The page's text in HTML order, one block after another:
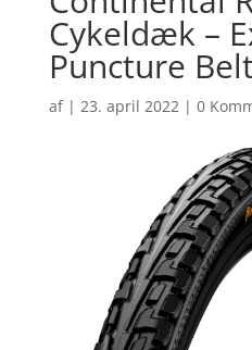
Cykeldæk –
Puncture
af | 23. april 2022 | 0